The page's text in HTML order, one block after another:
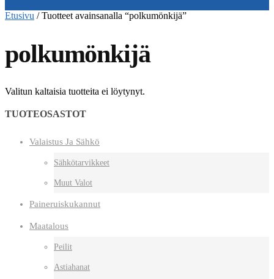
Etusivu /Tuotteet avainsanalla “polkumönkijä”
polkumönkijä
Valitun kaltaisia tuotteita ei löytynyt.
TUOTEOSASTOT
Valaistus Ja Sähkö
Sähkötarvikkeet
Muut Valot
Paineruiskukannut
Maatalous
Peilit
Astiahanat